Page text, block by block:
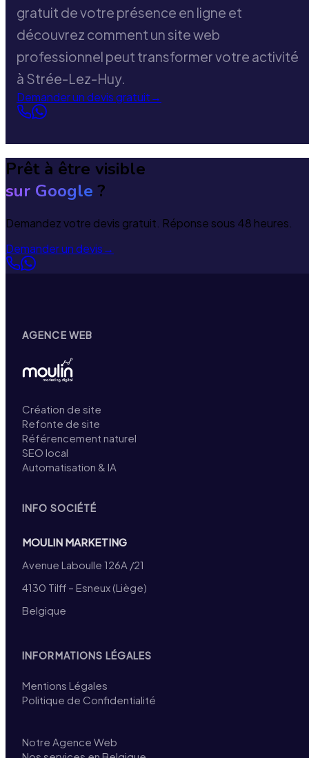
gratuit de votre présence en ligne et
découvrez comment un site web
professionnel peut transformer votre activité
à Strée-Lez-Huy.
Demander un devis gratuit→
Prêt à être visible
sur Google ?
Demandez votre devis gratuit. Réponse sous 48 heures.
Demander un devis→
AGENCE WEB
Création de site
Refonte de site
Référencement naturel
SEO local
Automatisation & IA
INFO SOCIÉTÉ
MOULIN MARKETING
Avenue Laboulle 126A /21
4130 Tilff – Esneux (Liège)
Belgique
INFORMATIONS LÉGALES
Mentions Légales
Politique de Confidentialité
Notre Agence Web